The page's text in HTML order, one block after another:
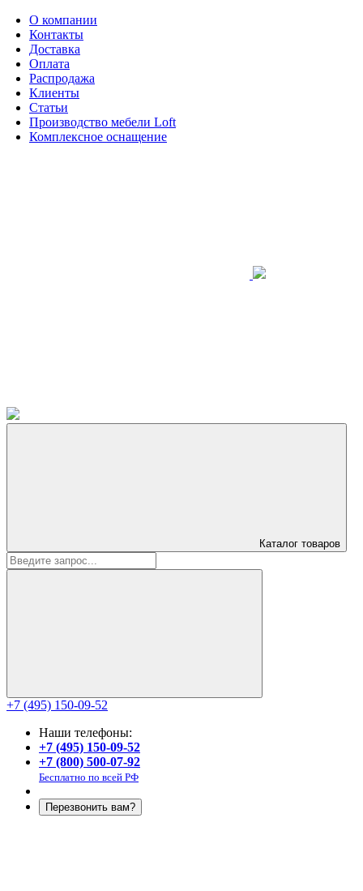
О компании
Контакты
Доставка
Оплата
Распродажа
Клиенты
Статьи
Производство мебели Loft
Комплексное оснащение
Каталог товаров
+7 (495) 150-09-52
Наши телефоны:
+7 (495) 150-09-52
+7 (800) 500-07-92
Бесплатно по всей РФ
Перезвонить вам?